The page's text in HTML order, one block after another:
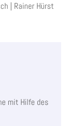
| Rainer Hürst
mit Hilfe des